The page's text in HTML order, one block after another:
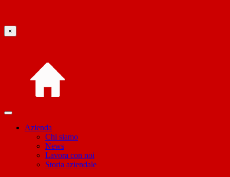
×
Azienda
Chi siamo
News
Lavora con noi
Storia aziendale